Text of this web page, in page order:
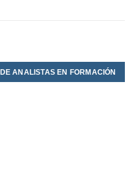
ANALISTAS EN FORMACIÓN